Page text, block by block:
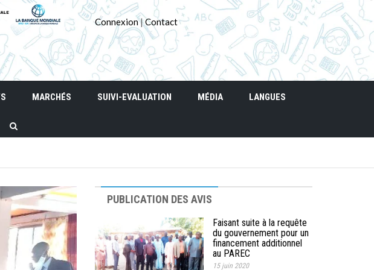
Connexion|Contact
MARCHÉS SUIVI-EVALUATION MÉDIA LANGUES
PUBLICATION DES AVIS
Faisant suite à la requête
du gouvernement pour un
financement additionnel
au PAREC
15 juin 2020